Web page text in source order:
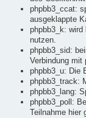
phpbb3_ccat:
ausgeklappte
phpbb3_k:
nutzen.
phpbb3_sid:
Verbindung mit
phpbb3_u: Die
phpbb3_track:
phpbb3_lang:
phpbb3_poll:
Teilnahme hier